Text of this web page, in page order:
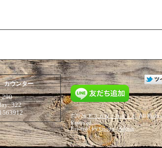
カウンター
290
322
©2026Ｆｌｏｗ ｈａｉｒ. All Rights
Reserved.
Powered byGoope/Admin